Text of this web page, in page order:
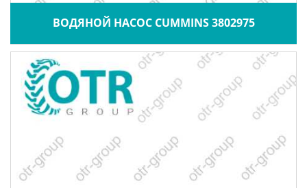
ВОДЯНОЙ НАСОС CUMMINS 3802975